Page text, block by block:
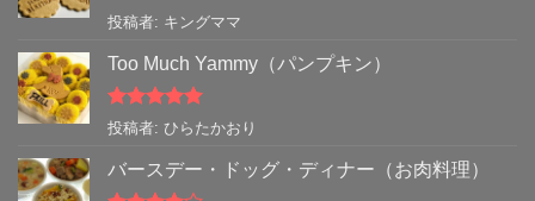
5段階中5の
投稿者: キングママ
Too Much Yammy（パンプキン）
5段階中5の
投稿者: ひらたかおり
バースデー・ドッグ・ディナー（お肉料理）